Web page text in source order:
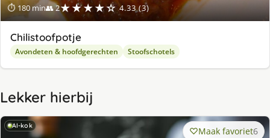
⏱ 180 min👥 2★★★★☆ 4.33 (3)
Chilistoofpotje
Avondeten & hoofdgerechten Stoofschotels
Lekker hierbij
AI-kok Maak favoriet6